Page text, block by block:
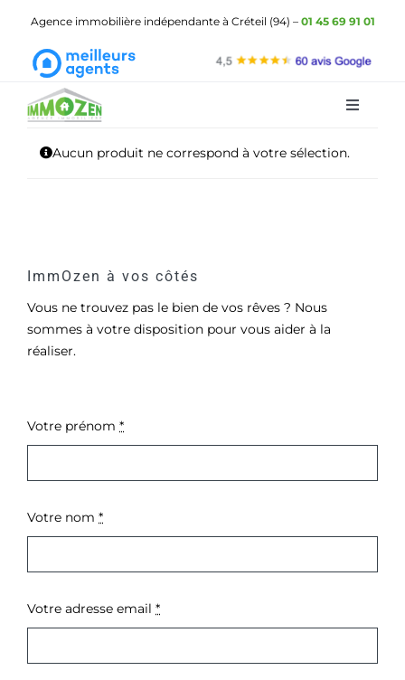
contenu
Agence immobilière indépendante à Créteil (94) – 01 45 69 91 01
Toggle
ImmOzen
Gestion locative
Demander une estimation
Aucun produit ne correspond à votre sélection.
ImmOzen à vos côtés
Vous ne trouvez pas le bien de vos rêves ? Nous
sommes à votre disposition pour vous aider à la
réaliser.
Votre prénom *
Votre nom *
Votre adresse email *